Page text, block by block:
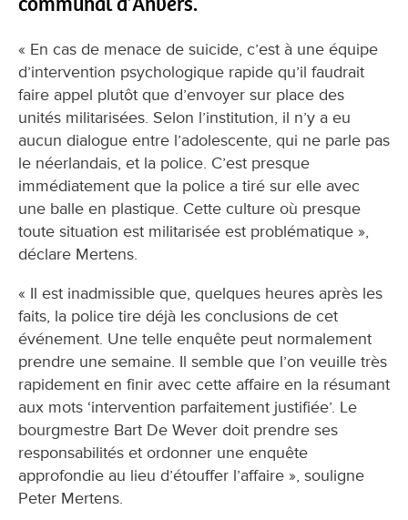
« En cas de menace de suicide, c’est à une équipe
d’intervention psychologique rapide qu’il faudrait
faire appel plutôt que d’envoyer sur place des
unités militarisées. Selon l’institution, il n’y a eu
aucun dialogue entre l’adolescente, qui ne parle pas
le néerlandais, et la police. C’est presque
immédiatement que la police a tiré sur elle avec
une balle en plastique. Cette culture où presque
toute situation est militarisée est problématique »,
déclare Mertens.
« Il est inadmissible que, quelques heures après les
faits, la police tire déjà les conclusions de cet
événement. Une telle enquête peut normalement
prendre une semaine. Il semble que l’on veuille très
rapidement en finir avec cette affaire en la résumant
aux mots ‘intervention parfaitement justifiée’. Le
bourgmestre Bart De Wever doit prendre ses
responsabilités et ordonner une enquête
approfondie au lieu d’étouffer l’affaire », souligne
Peter Mertens.